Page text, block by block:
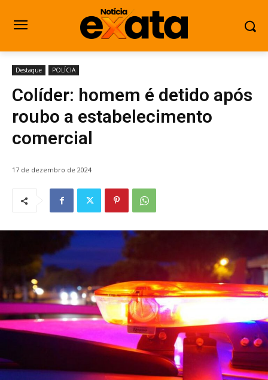
Destaque POLÍCIA
Colíder: homem é detido após
roubo a estabelecimento
comercial
17 de dezembro de 2024